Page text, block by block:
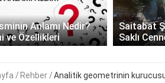
Anlamı Nedir?
ve Özellikleri
Saitabat
Saklı
Rehber Analitik geometrinin